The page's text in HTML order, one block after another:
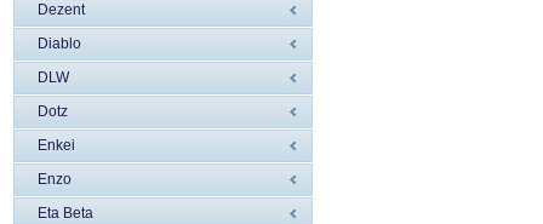
Dezent
Diablo
DLW
Dotz
Enkei
Enzo
Eta Beta